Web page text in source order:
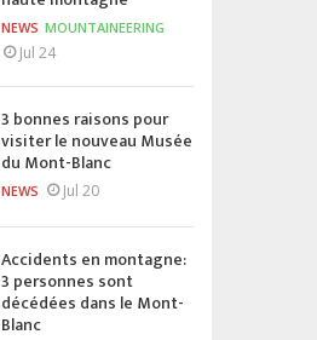
NEWS MOUNTAINEERING
Jul 24
3 bonnes raisons pour
visiter le nouveau Musée
du Mont-Blanc
NEWS Jul 20
Accidents en montagne:
3 personnes sont
décédées dans le Mont-
Blanc